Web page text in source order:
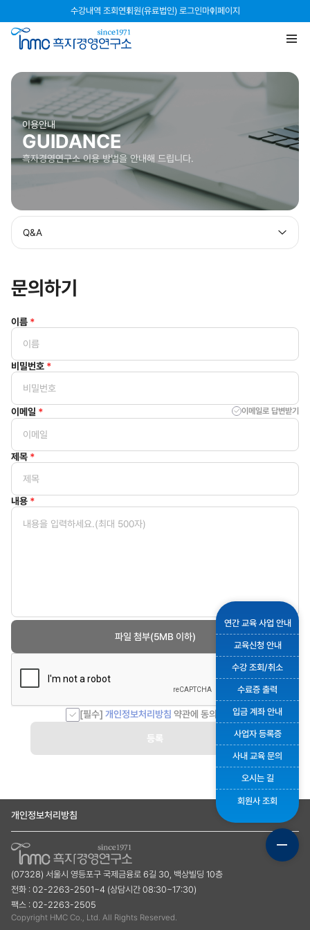
수강내역 조회 연회원(유료법인) 로그인마이페이지
연간 교육 사업 안내
교육신청 안내
수강 조회/취소
수료증 출력
입금 계좌 안내
사업자 등록증
사내 교육 문의
오시는 길
회원사 조회
이용안내
GUIDANCE
흑자경영연구소 이용 방법을 안내해 드립니다.
Q&A
문의하기
이름 *
비밀번호 *
이메일 * 이메일로 답변받기
제목 *
내용 *
파일 첨부(5MB 이하)
[필수] 개인정보처리방침 약관에 동의합니다.
등록
개인정보처리방침
(07328) 서울시 영등포구 국제금융로 6길 30, 백상빌딩 10층
전화 : 02-2263-2501~4 (상담시간 08:30~17:30)
팩스 : 02-2263-2505
Copyright HMC Co., Ltd. All Rights Reserved.